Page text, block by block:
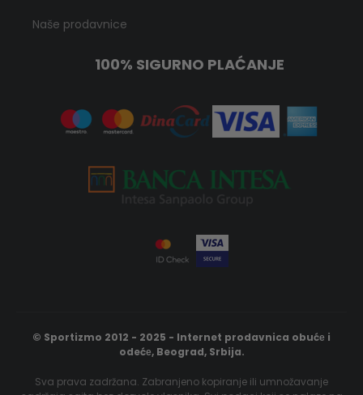
Naše prodavnice
100% SIGURNO PLAĆANJE
© Sportizmo 2012 - 2025 - Internet prodavnica obućе i
odećе, Beograd, Srbija.
Sva prava zadržana. Zabranjeno kopiranje ili umnožavanje